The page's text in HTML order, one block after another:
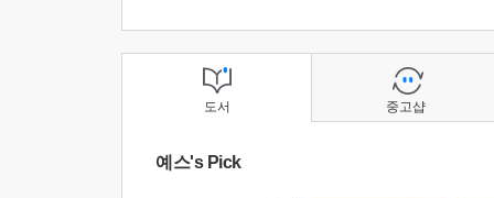
도서
예스's Pick
중고샵